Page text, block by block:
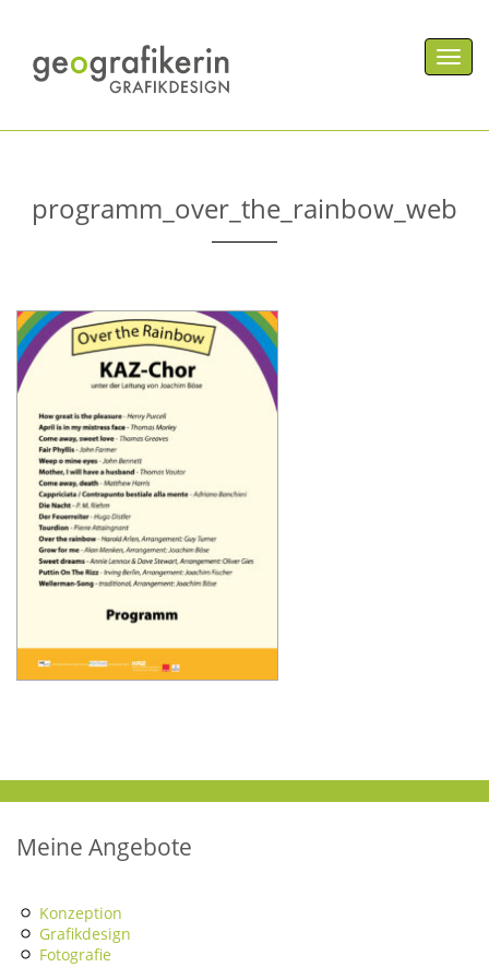
programm_over_the_rainbow_web
Meine Angebote
Konzeption
Grafikdesign
Fotografie